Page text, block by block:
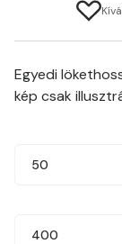
Egyedi
kép csak
50
400